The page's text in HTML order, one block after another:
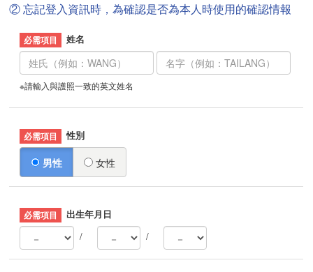
② 忘記登入資訊時，為確認是否為本人時使用的確認情報
姓名
※請輸入與護照一致的英文姓名
性別
男性 女性
出生年月日
/
/